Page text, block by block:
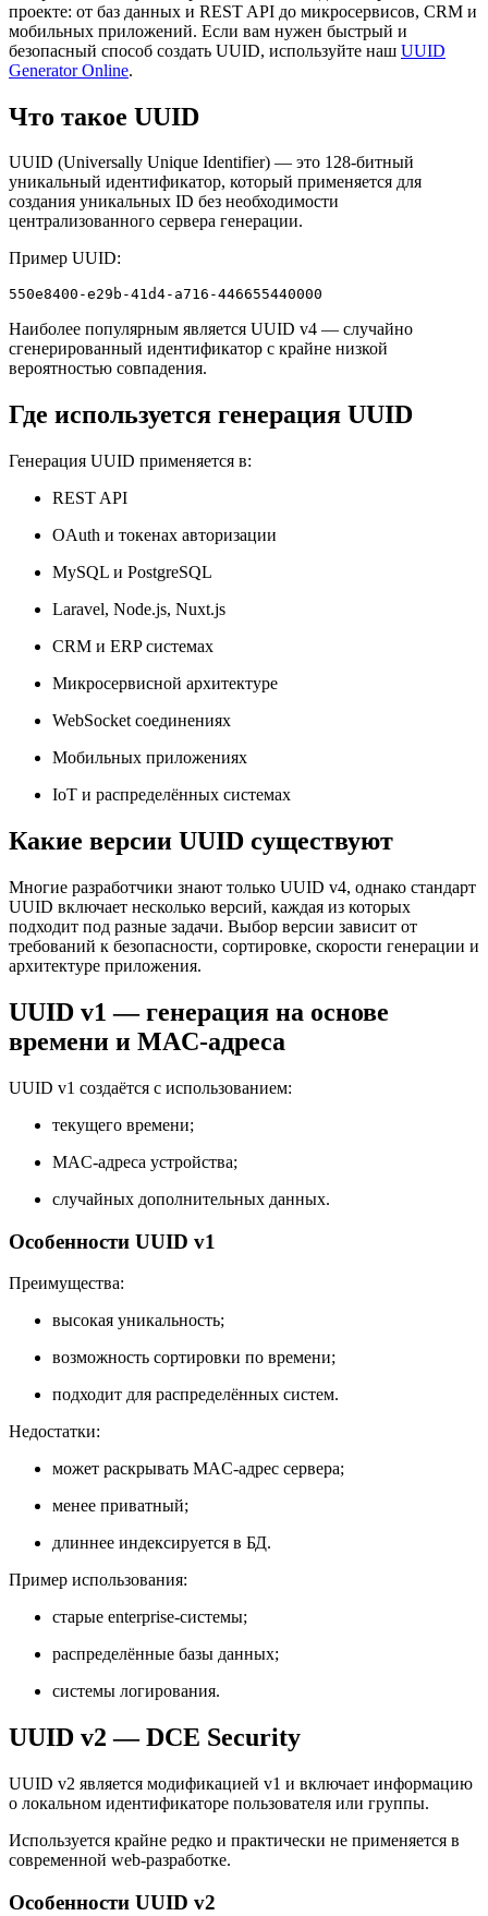
проекте: от баз данных и REST API до микросервисов, CRM и
мобильных приложений. Если вам нужен быстрый и
безопасный способ создать UUID, используйте наш UUID
Generator Online.
Что такое UUID
UUID (Universally Unique Identifier) — это 128-битный
уникальный идентификатор, который применяется для
создания уникальных ID без необходимости
централизованного сервера генерации.
Пример UUID:
550e8400-e29b-41d4-a716-446655440000
Наиболее популярным является UUID v4 — случайно
сгенерированный идентификатор с крайне низкой
вероятностью совпадения.
Где используется генерация UUID
Генерация UUID применяется в:
REST API
OAuth и токенах авторизации
MySQL и PostgreSQL
Laravel, Node.js, Nuxt.js
CRM и ERP системах
Микросервисной архитектуре
WebSocket соединениях
Мобильных приложениях
IoT и распределённых системах
Какие версии UUID существуют
Многие разработчики знают только UUID v4, однако стандарт
UUID включает несколько версий, каждая из которых
подходит под разные задачи. Выбор версии зависит от
требований к безопасности, сортировке, скорости генерации и
архитектуре приложения.
UUID v1 — генерация на основе
времени и MAC-адреса
UUID v1 создаётся с использованием:
текущего времени;
MAC-адреса устройства;
случайных дополнительных данных.
Особенности UUID v1
Преимущества:
высокая уникальность;
возможность сортировки по времени;
подходит для распределённых систем.
Недостатки:
может раскрывать MAC-адрес сервера;
менее приватный;
длиннее индексируется в БД.
Пример использования:
старые enterprise-системы;
распределённые базы данных;
системы логирования.
UUID v2 — DCE Security
UUID v2 является модификацией v1 и включает информацию
о локальном идентификаторе пользователя или группы.
Используется крайне редко и практически не применяется в
современной web-разработке.
Особенности UUID v2